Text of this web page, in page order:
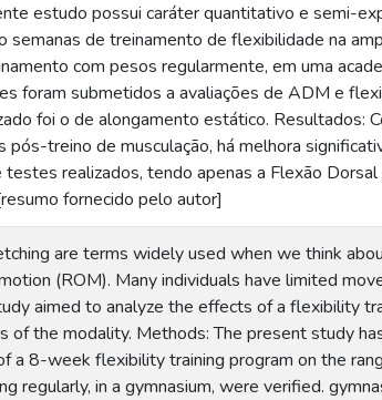
estudo possui caráter quantitativo e semi-
semanas de treinamento de flexibilidade na
com pesos regularmente, em uma
foram submetidos a avaliações de ADM e
foi o de alongamento estático. Resultados:
treino de musculação, há melhora
realizados, tendo apenas a Flexão
fornecido pelo autor]
are terms widely used when we think
(ROM). Many individuals have limited
aimed to analyze the effects of a flexibility
of the modality. Methods: The present study
a 8-week flexibility training program on the
regularly, in a gymnasium, were verified.